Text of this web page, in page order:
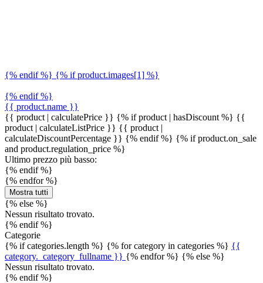
{% endif %} {% if product.images[1] %}
{% endif %}
{{ product.name }}
{{ product | calculatePrice }} {% if product | hasDiscount %} {{
product | calculateListPrice }} {{ product |
calculateDiscountPercentage }} {% endif %} {% if product.on_sale
and product.regulation_price %}
Ultimo prezzo più basso:
{% endif %}
{% endfor %}
Mostra tutti
{% else %}
Nessun risultato trovato.
{% endif %}
Categorie
{% if categories.length %} {% for category in categories %} {{
category._category_fullname }} {% endfor %} {% else %}
Nessun risultato trovato.
{% endif %}